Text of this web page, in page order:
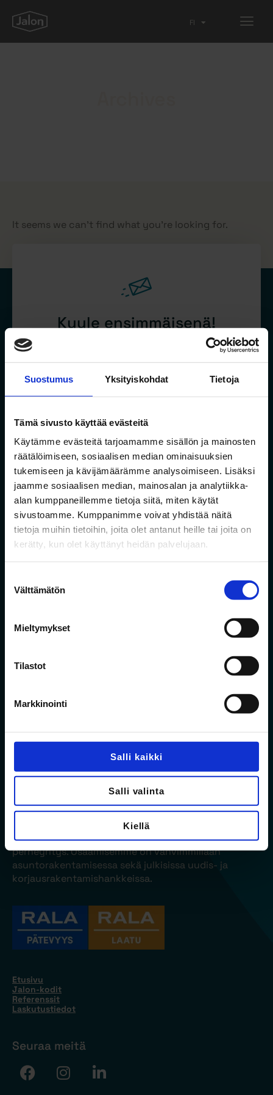
Suostumus Yksityiskohdat Tietoja
Tämä sivusto käyttää evästeitä
Käytämme evästeitä tarjoamamme sisällön ja mainosten
räätälöimiseen, sosiaalisen median ominaisuuksien
tukemiseen ja kävijämäärämme analysoimiseen. Lisäksi
jaamme sosiaalisen median, mainosalan ja analytiikka-
alan kumppaneillemme tietoja siitä, miten käytät
sivustoamme. Kumppanimme voivat yhdistää näitä
tietoja muihin tietoihin, joita olet antanut heille tai joita on
kerätty, kun olet käyttänyt heidän palvelujaan.
valinta
Välttämätön
Mieltymykset
Tilastot
Markkinointi
Salli kaikki
Salli valinta
Kiellä
FI
EN
It seems we can't find what you're looking for.
Kuule ensimmäisenä!
uusista asunnoista sekä pääset varaamaan
asuntoja ennen muita.
Sähköposti
Suostumus
Hyväksyntietosuojaselosteenmukaisen
tietojeni käytön.*
Jalon on kiinteistökehittämiseen ja
talonrakennuskohteiden urakointiin keskittynyt
perheyritys. Osaamisemme on vahvimmillaan
asuntorakentamisessa sekä julkisissa uudis- ja
korjausrakentamishankkeissa.
Etusivu
Jalon-kodit
Referenssit
Laskutustiedot
Seuraa meitä